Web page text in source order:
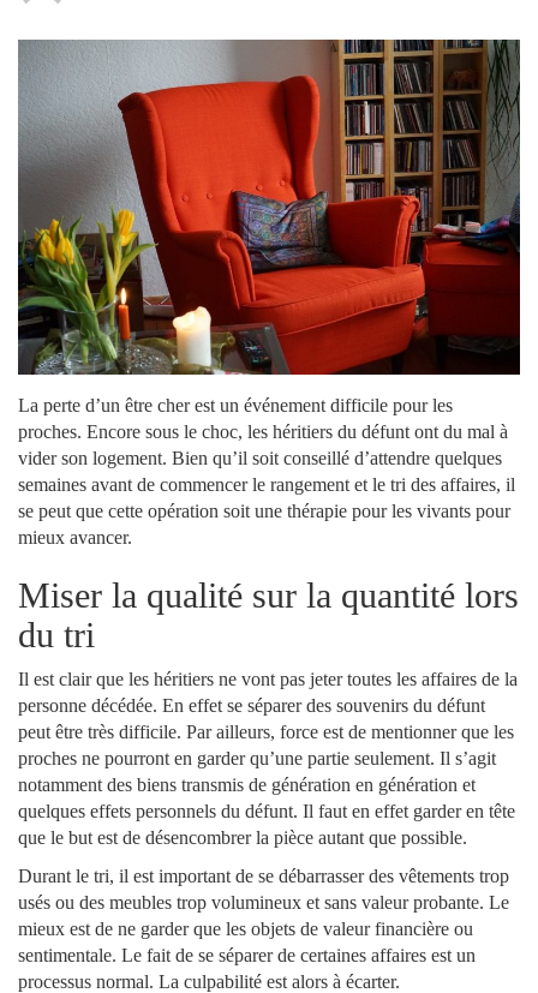
La perte d’un être cher est un événement difficile pour les
proches. Encore sous le choc, les héritiers du défunt ont du mal à
vider son logement. Bien qu’il soit conseillé d’attendre quelques
semaines avant de commencer le rangement et le tri des affaires, il
se peut que cette opération soit une thérapie pour les vivants pour
mieux avancer.
Miser la qualité sur la quantité lors
du tri
Il est clair que les héritiers ne vont pas jeter toutes les affaires de la
personne décédée. En effet se séparer des souvenirs du défunt
peut être très difficile. Par ailleurs, force est de mentionner que les
proches ne pourront en garder qu’une partie seulement. Il s’agit
notamment des biens transmis de génération en génération et
quelques effets personnels du défunt. Il faut en effet garder en tête
que le but est de désencombrer la pièce autant que possible.
Durant le tri, il est important de se débarrasser des vêtements trop
usés ou des meubles trop volumineux et sans valeur probante. Le
mieux est de ne garder que les objets de valeur financière ou
sentimentale. Le fait de se séparer de certaines affaires est un
processus normal. La culpabilité est alors à écarter.